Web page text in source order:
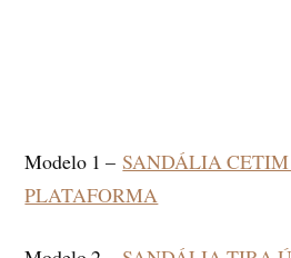
Modelo 1 –SANDÁLIA
PLATAFORMA